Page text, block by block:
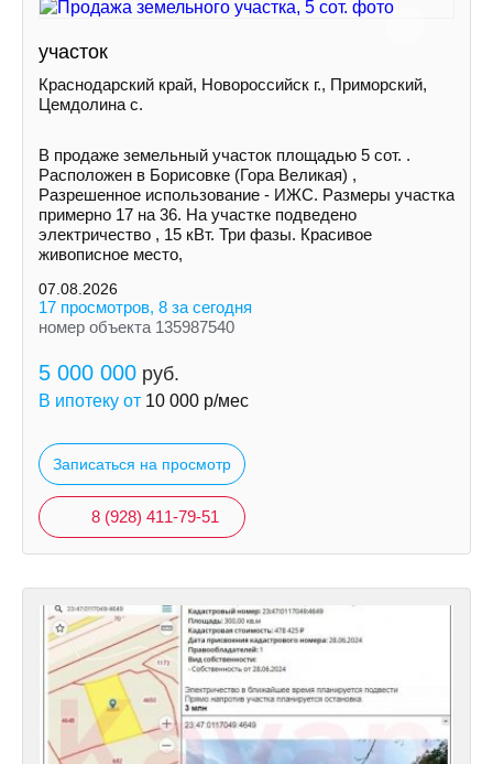
участок
Краснодарский край, Новороссийск г., Приморский,
Цемдолина с.
В продаже земельный участок площадью 5 сот. .
Расположен в Борисовке (Гора Великая) ,
Разрешенное использование - ИЖС. Размеры участка
примерно 17 на 36. На участке подведено
электричество , 15 кВт. Три фазы. Красивое
живописное место,
07.08.2026
17 просмотров, 8 за сегодня
номер объекта 135987540
5 000 000 руб.
В ипотеку от 10 000 р/мес
Записаться на просмотр
8 (928) 411-79-51